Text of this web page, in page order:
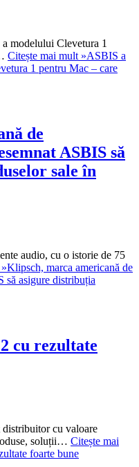
modelului Clevetura 1
Citește mai mult »ASBIS a
1 pentru Mac – care
de
ASBIS să
sale în
audio, cu o istorie de 75
Klipsch, marca americană de
să asigure distribuția
cu rezultate
cu valoare
soluții… Citește mai
foarte bune